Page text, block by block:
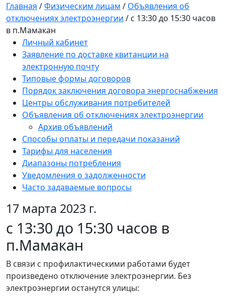
Главная /Физическим лицам / Объявления об
отключениях электроэнергии / с 13:30 до 15:30 часов
в п.Мамакан
Личный кабинет
Заявление по доставке квитанции на
электронную почту
Типовые формы договоров
Порядок заключения договора энергоснабжения
Центры обслуживания потребителей
Объявления об отключениях электроэнергии
Архив объявлений
Способы оплаты и передачи показаний
Тарифы для населения
Диапазоны потребления
Уведомления о задолженности
Часто задаваемые вопросы
17 марта 2023 г.
с 13:30 до 15:30 часов в
п.Мамакан
В связи с профилактическими работами будет
произведено отключение электроэнергии. Без
электроэнергии останутся улицы: